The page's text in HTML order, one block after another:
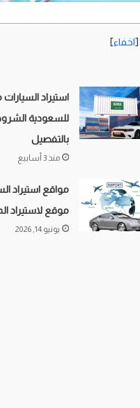
[اخفاء]
استيراد
للسعودية
بالتفصيل
منذ 3 أسابيع
موقع لاستيراد
يونيو 14, 2026